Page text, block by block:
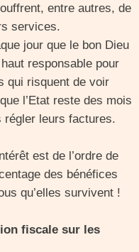
entre autres, de
services.
jour que le bon Dieu
responsable pour
qui risquent de voir
l’Etat reste des mois
régler leurs factures.
est de l’ordre de
des bénéfices
qu’elles survivent !
fiscale sur les